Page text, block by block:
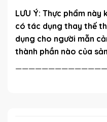
LƯU Ý: Thực phẩm này
có tác dụng thay thế
dụng cho người mẫn
thành phần nào của